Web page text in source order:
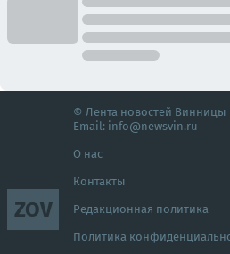
ZOV
© Лента новостей Винницы
Email: info@newsvin.ru
О нас
Контакты
Редакционная политика
Политика